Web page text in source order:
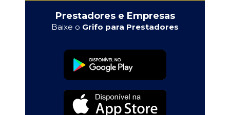
Prestadores e Empresas
Baixe o Grifo para Prestadores